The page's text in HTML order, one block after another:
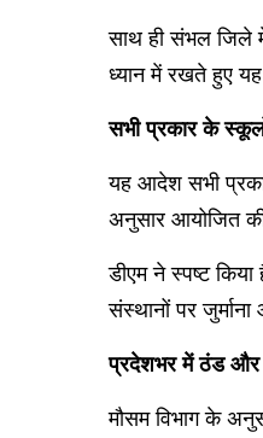
साथ ही संभल जिले
ध्यान में रखते हुए यह
सभी प्रकार के
यह आदेश सभी
अनुसार आयोजित
डीएम ने स्पष्ट
संस्थानों पर जुर्माना
प्रदेशभर में ठंड और
मौसम विभाग के